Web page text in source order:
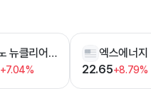
나노 뉴클리어 에너지
+7.04%
엑스에너지
22.65+8.79%